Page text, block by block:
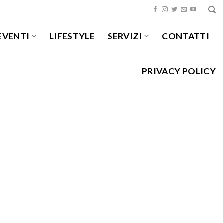
LIFESTYLE SERVIZI CONTATTI
PRIVACY POLICY